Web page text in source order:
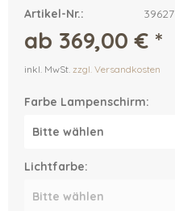
Artikel-Nr.: 39627
ab 369,00 € *
inkl. MwSt. zzgl. Versandkosten
Farbe Lampenschirm:
Lichtfarbe: